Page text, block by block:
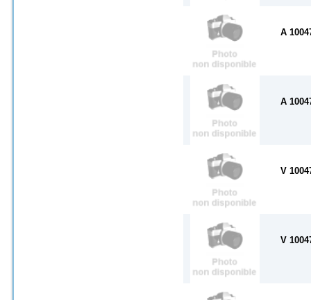
A
A
V
V